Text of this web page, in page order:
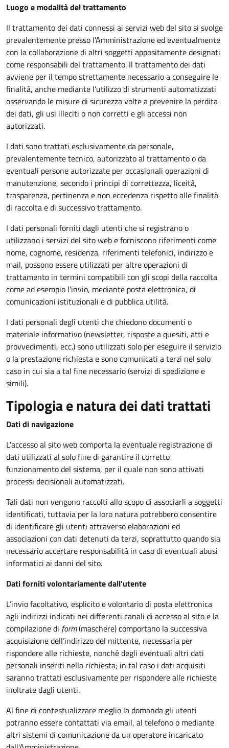
Luogo e modalità del trattamento
Il trattamento dei dati connessi ai servizi web del sito si svolge
prevalentemente presso l'Amministrazione ed eventualmente
con la collaborazione di altri soggetti appositamente designati
come responsabili del trattamento. Il trattamento dei dati
avviene per il tempo strettamente necessario a conseguire le
finalità, anche mediante l’utilizzo di strumenti automatizzati
osservando le misure di sicurezza volte a prevenire la perdita
dei dati, gli usi illeciti o non corretti e gli accessi non
autorizzati.
I dati sono trattati esclusivamente da personale,
prevalentemente tecnico, autorizzato al trattamento o da
eventuali persone autorizzate per occasionali operazioni di
manutenzione, secondo i principi di correttezza, liceità,
trasparenza, pertinenza e non eccedenza rispetto alle finalità
di raccolta e di successivo trattamento.
I dati personali forniti dagli utenti che si registrano o
utilizzano i servizi del sito web e forniscono riferimenti come
nome, cognome, residenza, riferimenti telefonici, indirizzo e
mail, possono essere utilizzati per altre operazioni di
trattamento in termini compatibili con gli scopi della raccolta
come ad esempio l’invio, mediante posta elettronica, di
comunicazioni istituzionali e di pubblica utilità.
I dati personali degli utenti che chiedono documenti o
materiale informativo (newsletter, risposte a quesiti, atti e
provvedimenti, ecc.) sono utilizzati solo per eseguire il servizio
o la prestazione richiesta e sono comunicati a terzi nel solo
caso in cui sia a tal fine necessario (servizi di spedizione e
simili).
Tipologia e natura dei dati trattati
Dati di navigazione
L’accesso al sito web comporta la eventuale registrazione di
dati utilizzati al solo fine di garantire il corretto
funzionamento del sistema, per il quale non sono attivati
processi decisionali automatizzati.
Tali dati non vengono raccolti allo scopo di associarli a soggetti
identificati, tuttavia per la loro natura potrebbero consentire
di identificare gli utenti attraverso elaborazioni ed
associazioni con dati detenuti da terzi, soprattutto quando sia
necessario accertare responsabilità in caso di eventuali abusi
informatici ai danni del sito.
Dati forniti volontariamente dall'utente
L’invio facoltativo, esplicito e volontario di posta elettronica
agli indirizzi indicati nei differenti canali di accesso al sito e la
compilazione di form(maschere) comportano la successiva
acquisizione dell’indirizzo del mittente, necessaria per
rispondere alle richieste, nonché degli eventuali altri dati
personali inseriti nella richiesta; in tal caso i dati acquisiti
saranno trattati esclusivamente per rispondere alle richieste
inoltrate dagli utenti.
Al fine di contestualizzare meglio la domanda gli utenti
potranno essere contattati via email, al telefono o mediante
altri sistemi di comunicazione da un operatore incaricato